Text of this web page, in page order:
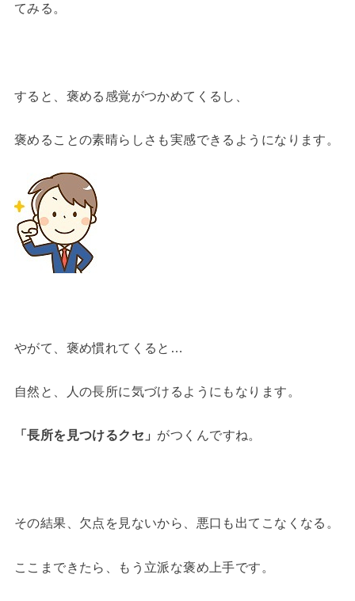
てみる。
すると、褒める感覚がつかめてくるし、
褒めることの素晴らしさも実感できるようになります。
やがて、褒め慣れてくると…
自然と、人の長所に気づけるようにもなります。
「長所を見つけるクセ」 がつくんですね。
その結果、欠点を見ないから、悪口も出てこなくなる。
ここまできたら、もう立派な褒め上手です。